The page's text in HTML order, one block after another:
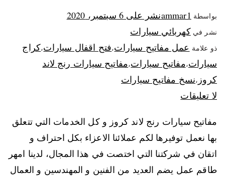
بواسطة ammar1نشر على 6 سبتمبر، 2020
نشر في كهربائي سيارات
ذو علامة عمل مفاتيح سيارات،فتح اقفال سيارات،كراج
سيارات،مفاتيح سيارات،مفاتيح سيارات رنج لاند
كروز ،نسخ مفاتيح سيارات
لا تعليقات
مفاتيح سيارات رنج لاند كروز و كل الخدمات التي تتعلق
بها نعمل توفيرها لكم عملائنا الاعزاء بكل احتراف و
اتقان في شركتنا التي اختصت في هذا المجال، لدينا امهر
طاقم عمل يضم العديد من الفنين و المهندسين و العمال